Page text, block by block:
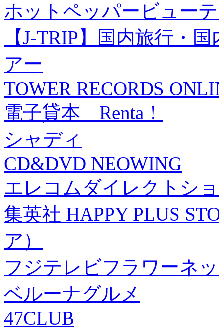
ホットペッパービュー
【J-TRIP】国内旅行・
アー
TOWER RECORDS
電子貸本 Renta！
シャディ
CD&DVD NEOWING
エレコムダイレクトシ
集英社 HAPPY PLUS
ア）
フジテレビフラワーネ
ベルーナグルメ
47CLUB